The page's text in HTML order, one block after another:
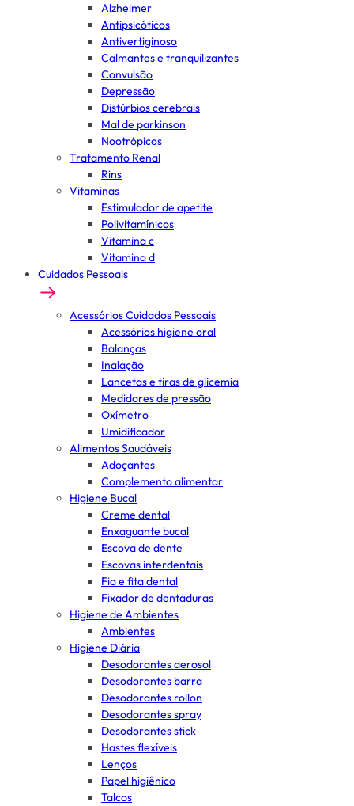
Alzheimer
Antipsicóticos
Antivertiginoso
Calmantes e tranquilizantes
Convulsão
Depressão
Distúrbios cerebrais
Mal de parkinson
Nootrópicos
Tratamento Renal
Rins
Vitaminas
Estimulador de apetite
Polivitamínicos
Vitamina c
Vitamina d
Cuidados Pessoais
Acessórios Cuidados Pessoais
Acessórios higiene oral
Balanças
Inalação
Lancetas e tiras de glicemia
Medidores de pressão
Oxímetro
Umidificador
Alimentos Saudáveis
Adoçantes
Complemento alimentar
Higiene Bucal
Creme dental
Enxaguante bucal
Escova de dente
Escovas interdentais
Fio e fita dental
Fixador de dentaduras
Higiene de Ambientes
Ambientes
Higiene Diária
Desodorantes aerosol
Desodorantes barra
Desodorantes rollon
Desodorantes spray
Desodorantes stick
Hastes flexíveis
Lenços
Papel higiênico
Talcos